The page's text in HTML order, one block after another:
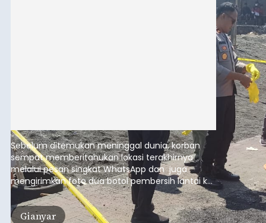
Sebelum ditemukan meninggal dunia, korban
sempat memberitahukan lokasi terakhirnya
melalui pesan singkat WhatsApp dan juga
mengirimkan foto dua botol pembersih lantai ke
istrinya.
Gianyar